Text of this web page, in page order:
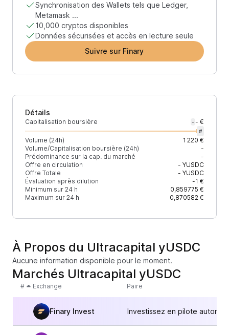
Synchronisation des Wallets tels que Ledger,
Metamask ...
10,000 cryptos disponibles
Données sécurisées et accès en lecture seule
Suivre sur Finary
Détails
Capitalisation boursière - - €
#
Volume (24h)
1 220 €
Volume/Capitalisation boursière (24h)
-
Prédominance sur la cap. du marché
-
Offre en circulation
- YUSDC
Offre Totale
- YUSDC
Évaluation après dilution
-1 €
Minimum sur 24 h
0,859775 €
Maximum sur 24 h
0,870582 €
À Propos du Ultracapital yUSDC
Aucune information disponible pour le moment.
Marchés Ultracapital yUSDC
# Exchange Paire
Finary Invest Investissez en pilote